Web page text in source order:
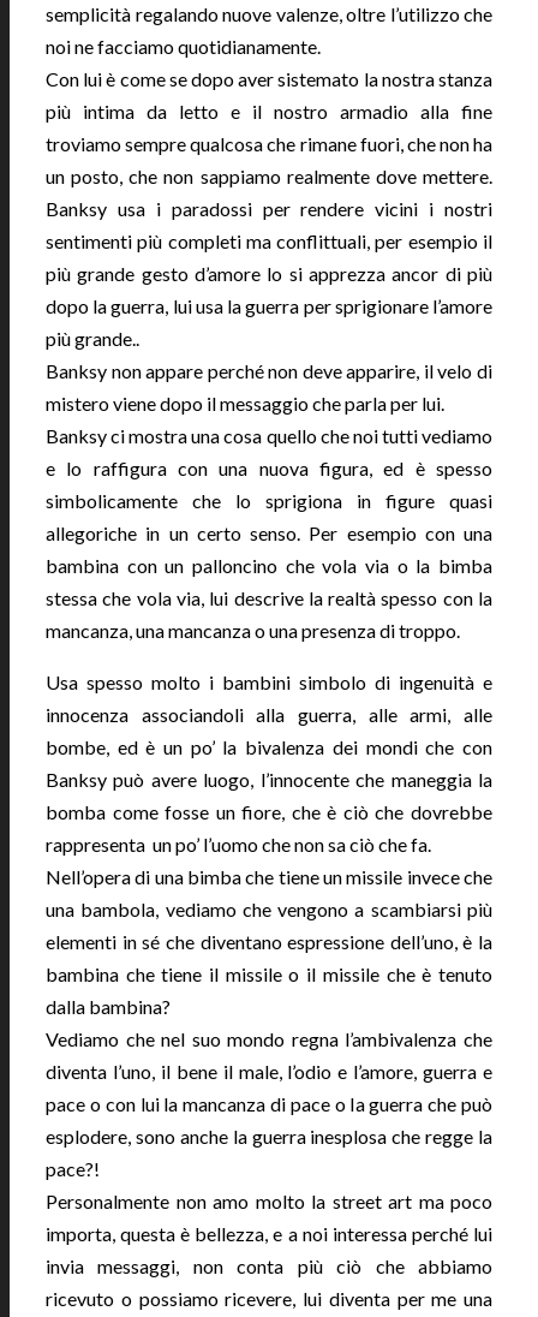
semplicità regalando nuove valenze, oltre l’utilizzo che
noi ne facciamo quotidianamente.
Con lui è come se dopo aver sistemato la nostra stanza
più intima da letto e il nostro armadio alla fine
troviamo sempre qualcosa che rimane fuori, che non ha
un posto, che non sappiamo realmente dove mettere.
Banksy usa i paradossi per rendere vicini i nostri
sentimenti più completi ma conflittuali, per esempio il
più grande gesto d’amore lo si apprezza ancor di più
dopo la guerra, lui usa la guerra per sprigionare l’amore
più grande..
Banksy non appare perché non deve apparire, il velo di
mistero viene dopo il messaggio che parla per lui.
Banksy ci mostra una cosa quello che noi tutti vediamo
e lo raffigura con una nuova figura, ed è spesso
simbolicamente che lo sprigiona in figure quasi
allegoriche in un certo senso. Per esempio con una
bambina con un palloncino che vola via o la bimba
stessa che vola via, lui descrive la realtà spesso con la
mancanza, una mancanza o una presenza di troppo.
Usa spesso molto i bambini simbolo di ingenuità e
innocenza associandoli alla guerra, alle armi, alle
bombe, ed è un po’ la bivalenza dei mondi che con
Banksy può avere luogo, l’innocente che maneggia la
bomba come fosse un fiore, che è ciò che dovrebbe
rappresenta un po’ l’uomo che non sa ciò che fa.
Nell’opera di una bimba che tiene un missile invece che
una bambola, vediamo che vengono a scambiarsi più
elementi in sé che diventano espressione dell’uno, è la
bambina che tiene il missile o il missile che è tenuto
dalla bambina?
Vediamo che nel suo mondo regna l’ambivalenza che
diventa l’uno, il bene il male, l’odio e l’amore, guerra e
pace o con lui la mancanza di pace o la guerra che può
esplodere, sono anche la guerra inesplosa che regge la
pace?!
Personalmente non amo molto la street art ma poco
importa, questa è bellezza, e a noi interessa perché lui
invia messaggi, non conta più ciò che abbiamo
ricevuto o possiamo ricevere, lui diventa per me una